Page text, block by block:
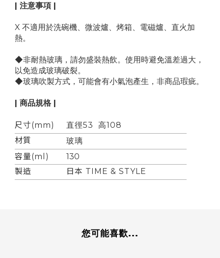
| 注意事項 |
X 不適用於洗碗機、微波爐、烤箱、電磁爐、直火加
熱。
◆非耐熱玻璃，請勿盛裝熱飲。使用時避免溫差過大，
以免造成玻璃破裂。
◆玻璃吹製方式，可能會有小氣泡產生，非商品瑕疵。
| 商品規格 |
尺寸(mm)
直徑53 高108
材質
玻璃
容量(ml)
130
製造
日本 TIME & STYLE
您可能喜歡...